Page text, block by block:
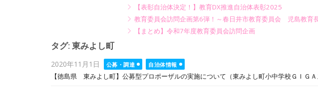
【表彰自治体決定！】教育DX推進自治体表彰2025
教育委員会訪問企画第6弾！～春日井市教育委員会 児島教育
【まとめ】令和7年度教育委員会訪問企画
タグ: 東みよし町
Posted
on
2020年11月1日 公募・調達
自治体情報
【徳島県 東みよし町】公募型プロポーザルの実施について（東みよし町小中学校ＧＩＧＡ